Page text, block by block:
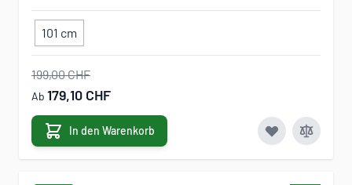
101 cm
199,00 CHF
Ab 179,10 CHF
In den Warenkorb